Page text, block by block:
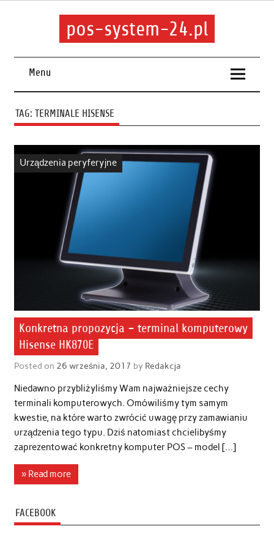
pos-system-24.pl
Menu
TAG: TERMINALE HISENSE
Urządzenia peryferyjne
Konkretna propozycja – terminal komputerowy
Hisense HK870E
Posted on 26 września, 2017 by Redakcja
Niedawno przybliżyliśmy Wam najważniejsze cechy
terminali komputerowych. Omówiliśmy tym samym
kwestie, na które warto zwrócić uwagę przy zamawianiu
urządzenia tego typu. Dziś natomiast chcielibyśmy
zaprezentować konkretny komputer POS – model […]
» Read more
FACEBOOK